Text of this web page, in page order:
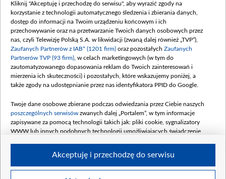
(wpłata wrzesień 100 mln, październik 350
mln, listopad 265 mln)
Dofinansowanie 48 862 000,00 PLN
Data podpisania umowy: GRUDZIEŃ 2025
(wpłata grudzień 60,548 mln)
Dofinansowanie 900 000 000,00 PLN
Data podpisania umowy: LUTY 2026 (wpłata
kwiecień 180 mln, 7 maja 180 mln, 8
czerwca 90 mln)
Dofinansowanie 250 000 000,00 PLN
4 sierpnia 250 mln
Kliknij "Akceptuję i przechodzę do serwisu", aby wyrazić zgody na
korzystanie z technologii automatycznego śledzenia i zbierania danych,
dostęp do informacji na Twoim urządzeniu końcowym i ich
przechowywanie oraz na przetwarzanie Twoich danych osobowych przez
nas, czyli Telewizję Polską S.A. w likwidacji (zwaną dalej również „TVP”),
Zaufanych Partnerów z IAB* (1201 firm) oraz pozostałych Zaufanych
Partnerów TVP (93 firm) , w celach marketingowych (w tym do
zautomatyzowanego dopasowania reklam do Twoich zainteresowań i
mierzenia ich skuteczności) i pozostałych, które wskazujemy poniżej, a
także zgody na udostępnianie przez nas identyfikatora PPID do Google.
Twoje dane osobowe zbierane podczas odwiedzania przez Ciebie naszych
poszczególnych serwisów zwanych dalej „Portalem”, w tym informacje
zapisywane za pomocą technologii takich jak: pliki cookie, sygnalizatory
WWW lub innych podobnych technologii umożliwiających świadczenie
Twoje dane osobowe zbierane podczas odwiedzania przez Ciebie
Akceptuję i przechodzę do serwisu